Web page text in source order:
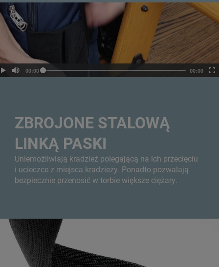
ZBROJONE STALOWĄ
LINKĄ PASKI
Uniemożliwiają kradzież polegającą na ich przecięciu
i ucieczce z miejsca kradzieży. Ponadto pozwalają
bezpiecznie przenosić w torbie większe ciężary.